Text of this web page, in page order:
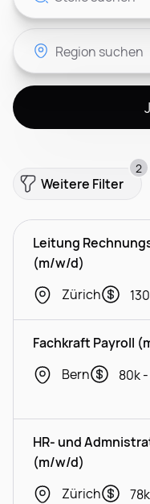
Weitere Filter
2
Leitung
(m/w/d)
Zürich
Fachkraft Payroll
Bern
80k
HR- und
(m/w/d)
Zürich